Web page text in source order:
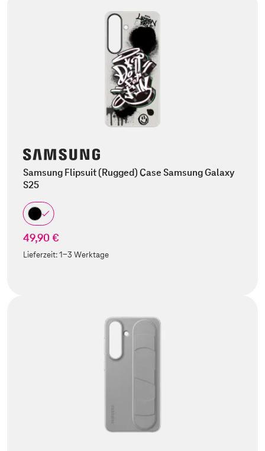
Samsung Flipsuit (Rugged) Case Samsung Galaxy
S25
49,90 €
Lieferzeit:1-3 Werktage